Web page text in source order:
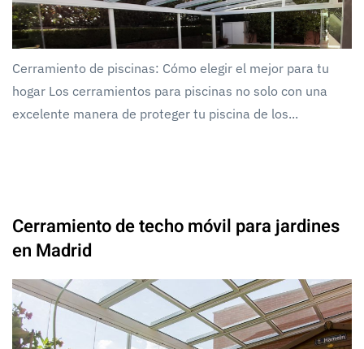
Cerramiento de piscinas: Cómo elegir el mejor para tu
hogar Los cerramientos para piscinas no solo con una
excelente manera de proteger tu piscina de los...
Cerramiento de techo móvil para jardines
en Madrid